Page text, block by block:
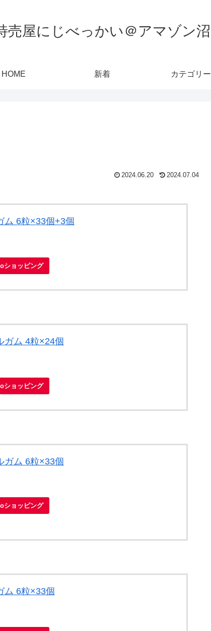
売屋にじべっかい＠アマゾン沼
HOME 新着 カテゴリー
2024.06.20 2024.07.04
ム 6粒×33個+3個
ショッピング
ガム 4粒×24個
ショッピング
ガム 6粒×33個
ショッピング
ム 6粒×33個